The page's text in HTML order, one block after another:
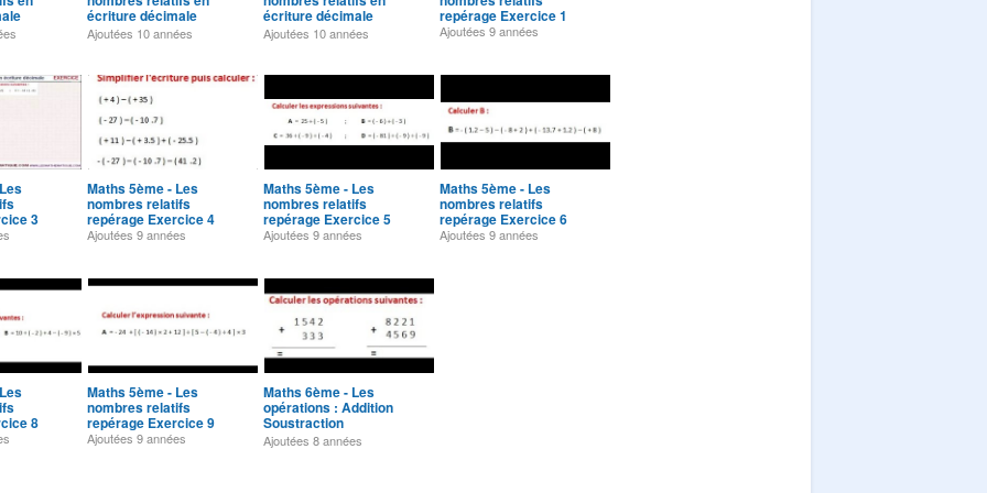
écriture décimale
Exercice 6
Ajoutées 10 années
écriture décimale
Exercice 7
Ajoutées 10 années
repérage Exercice 1
Ajoutées 9 années
3
Maths 5ème - Les
nombres relatifs
repérage Exercice 4
Ajoutées 9 années
Maths 5ème - Les
nombres relatifs
repérage Exercice 5
Ajoutées 9 années
Maths 5ème - Les
nombres relatifs
repérage Exercice 6
Ajoutées 9 années
8
Maths 5ème - Les
nombres relatifs
repérage Exercice 9
Ajoutées 9 années
Maths 6ème - Les
opérations : Addition
Soustraction
Multiplication Division
Exercice 1
Ajoutées 8 années